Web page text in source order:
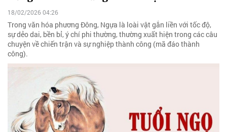
18/02/2026 04:26
Trong văn hóa phương Đông, Ngựa là loài vật gắn liền với tốc độ,
sự dẻo dai, bền bỉ, ý chí phi thường, thường xuất hiện trong các câu
chuyện về chiến trận và sự nghiệp thành công (mã đáo thành
công).